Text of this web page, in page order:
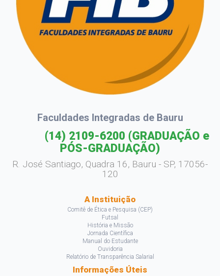
Faculdades Integradas de Bauru
(14) 2109-6200 (GRADUAÇÃO e
PÓS-GRADUAÇÃO)
R. José Santiago, Quadra 16, Bauru - SP, 17056-
120
A Instituição
Comitê de Ética e Pesquisa (CEP)
Futsal
História e Missão
Jornada Científica
Manual do Estudante
Ouvidoria
Relatório de Transparência Salarial
Informações Úteis